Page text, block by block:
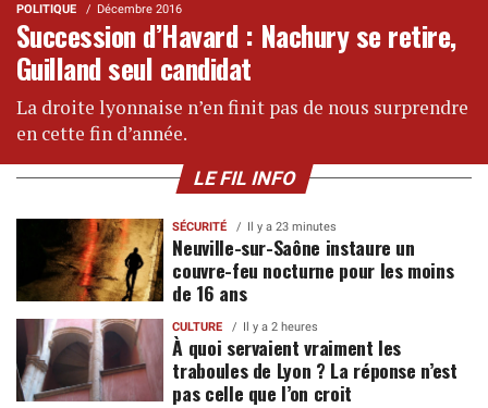
POLITIQUE Décembre 2016
Succession d’Havard : Nachury se retire,
Guilland seul candidat
La droite lyonnaise n’en finit pas de nous surprendre
en cette fin d’année.
LE FIL INFO
SÉCURITÉ Il y a 23 minutes
Neuville-sur-Saône instaure un
couvre-feu nocturne pour les moins
de 16 ans
CULTURE Il y a 2 heures
À quoi servaient vraiment les
traboules de Lyon ? La réponse n’est
pas celle que l’on croit